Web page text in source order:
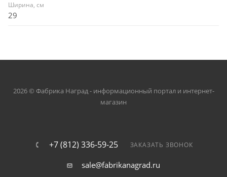
Ширина, см
29
2026 © Фабрика Наград - информационный портал и интернет-
магазин
+7 (812) 336-59-25 ЗАКАЗАТЬ ЗВОНОК
sale@fabrikanagrad.ru